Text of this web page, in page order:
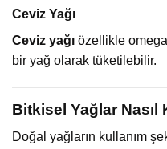
Ceviz Yağı
Ceviz yağı özellikle
bir yağ olarak tüketilebilir.
Bitkisel Yağlar Nasıl
Doğal yağların kullanım